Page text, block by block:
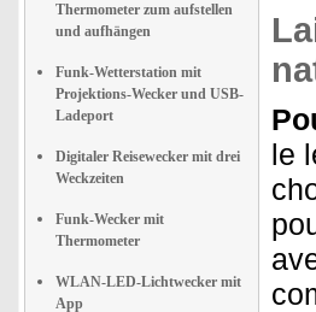
Thermometer zum aufstellen
und aufhängen
Funk-Wetterstation mit
Projektions-Wecker und USB-
Ladeport
Digitaler Reisewecker mit drei
Weckzeiten
Funk-Wecker mit
Thermometer
WLAN-LED-Lichtwecker mit
App
le